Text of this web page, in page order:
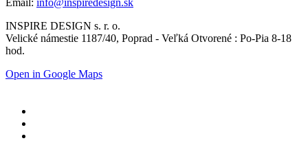
Email: info@inspiredesign.sk
INSPIRE DESIGN s. r. o.
Velické námestie 1187/40, Poprad - Veľká Otvorené : Po-Pia 8-18
hod.
Open in Google Maps